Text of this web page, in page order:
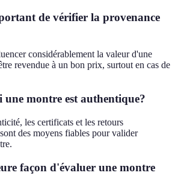
de vérifier la provenance
considérablement la valeur d'une
revendue à un bon prix, surtout en cas de
une montre est authentique?
les certificats et les retours
des moyens fiables pour valider
façon d'évaluer une montre